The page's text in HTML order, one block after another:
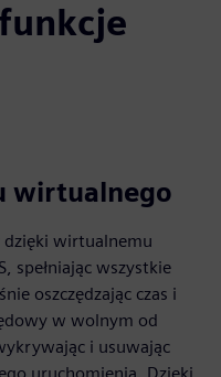
wirtualnego
dzięki wirtualnemu
spełniając wszystkie
oszczędzając czas i
w wolnym od
i usuwając